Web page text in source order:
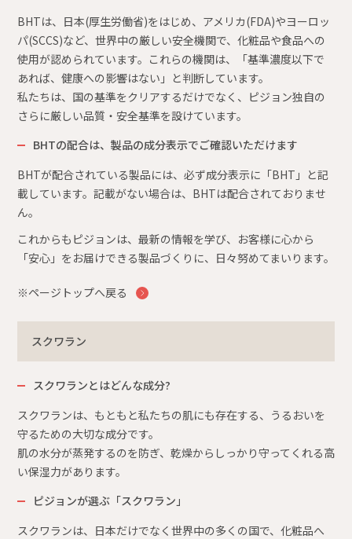
BHTは、日本(厚生労働省)をはじめ、アメリカ(FDA)やヨーロッ
パ(SCCS)など、世界中の厳しい安全機関で、化粧品や食品への
使用が認められています。これらの機関は、「基準濃度以下で
あれば、健康への影響はない」と判断しています。
私たちは、国の基準をクリアするだけでなく、ピジョン独自の
さらに厳しい品質・安全基準を設けています。
BHTの配合は、製品の成分表示でご確認いただけます
BHTが配合されている製品には、必ず成分表示に「BHT」と記
載しています。記載がない場合は、BHTは配合されておりませ
ん。
これからもピジョンは、最新の情報を学び、お客様に心から
「安心」をお届けできる製品づくりに、日々努めてまいります。
※ページトップへ戻る
スクワラン
スクワランとはどんな成分?
スクワランは、もともと私たちの肌にも存在する、うるおいを
守るための大切な成分です。
肌の水分が蒸発するのを防ぎ、乾燥からしっかり守ってくれる高
い保湿力があります。
ピジョンが選ぶ「スクワラン」
スクワランは、日本だけでなく世界中の多くの国で、化粧品へ